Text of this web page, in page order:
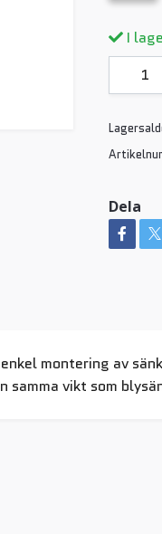
I
Dela
montering av
samma vikt som